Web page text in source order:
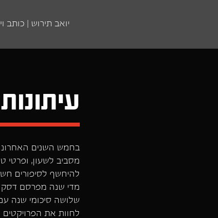
יואב תירוש | כותב
עיתונות
בחמש השנים
מסביב לשעון, ופרטי
להיחשף לסיפורים
מדי שנה מפרסם דסק
שלושה סיכומי שנה
לחוות את